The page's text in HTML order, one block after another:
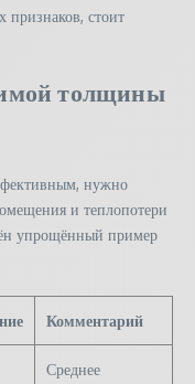
признаков, стоит
толщины
нужно
и теплопотери
упрощённый пример
Комментарий
Среднее